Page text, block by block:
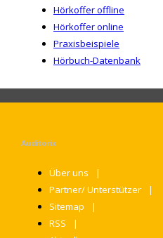
Hörkoffer offline
Hörkoffer online
Praxisbeispiele
Hörbuch-Datenbank
Auditorix
Über uns
Partner/ Unterstützer
Sitemap
RSS